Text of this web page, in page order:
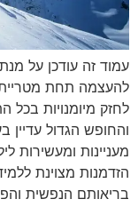
עמוד זה עודכן על
להעצמה תחת מטריית
לחזק מיומנויות
והחופש הגדול עדיין
מעניינות ומעשירות
הזדמנות מצוינת
בריאותם הנפשית